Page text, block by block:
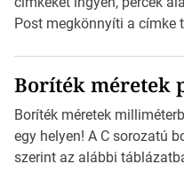
Post megkönnyíti a címke
igazán foroghatnak a
zajlik a saját címke
Válasszon méretet és
méretét. Akár néhány […]
Boríték méretek
Boríték méretek
egy helyen! A C sorozatú
szerint az alábbi